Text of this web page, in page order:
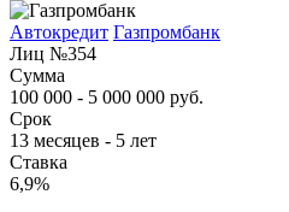
Автокредит Газпромбанк
Лиц №354
Сумма
100 000 - 5 000 000 руб.
Срок
13 месяцев - 5 лет
Ставка
6,9%